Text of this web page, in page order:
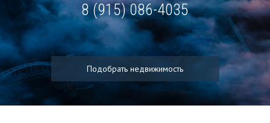
8 (915) 086-4035
Подобрать недвижимость